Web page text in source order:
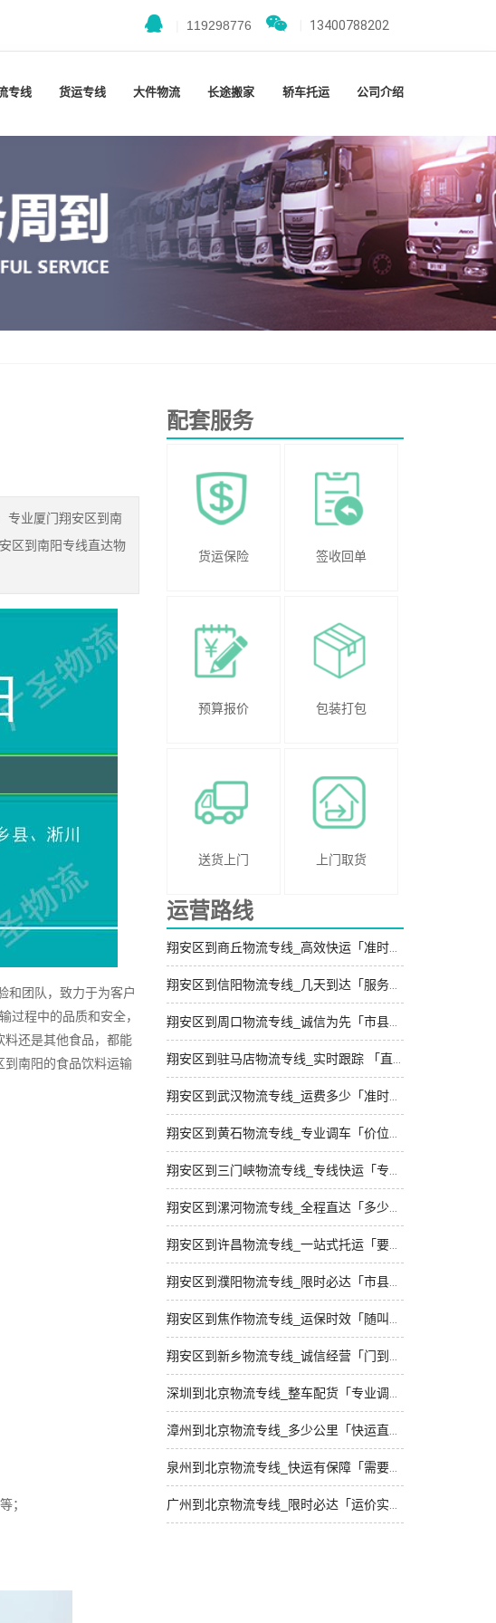
119298776 13400788202
专线 货运专线 大件物流 长途搬家 轿车托运 公司介绍
专业厦门翔安区到南
区到南阳专线直达物
和团队，致力于为客户
过程中的品质和安全，
料还是其他食品，都能
到南阳的食品饮料运输
；
配套服务
货运保险 签收回单
预算报价 包装打包
送货上门 上门取货
运营路线
翔安区到商丘物流专线_高效快运「准时到货」
翔安区到信阳物流专线_几天到达「服务周到」
翔安区到周口物流专线_诚信为先「市县闪送」
翔安区到驻马店物流专线_实时跟踪 「直达到站」
翔安区到武汉物流专线_运费多少「准时到货」
翔安区到黄石物流专线_专业调车「价位合理」
翔安区到三门峡物流专线_专线快运「专业靠谱」
翔安区到漯河物流专线_全程直达「多少一吨」
翔安区到许昌物流专线_一站式托运「要几天到」
翔安区到濮阳物流专线_限时必达「市县闪送」
翔安区到焦作物流专线_运保时效「随叫随到」
翔安区到新乡物流专线_诚信经营「门到门接送」
深圳到北京物流专线_整车配货「专业调车」
漳州到北京物流专线_多少公里「快运直达」
泉州到北京物流专线_快运有保障「需要几天」
广州到北京物流专线_限时必达「运价实惠」